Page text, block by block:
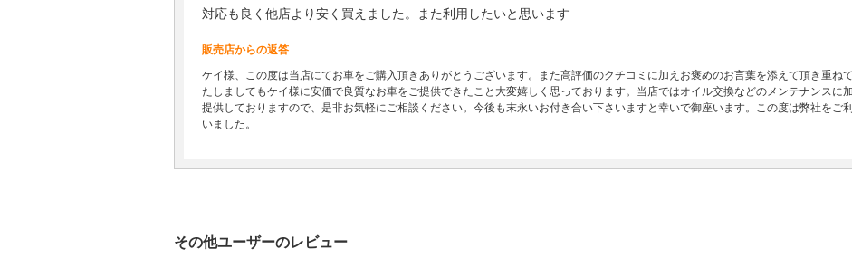
対応も良く他店より安く買えました。また利用したいと思います
販売店からの返答
ケイ様、この度は当店にてお車をご購入頂きありがとうございます。また高評価のクチコミに加えお褒めのお言葉を添えて頂き重ね
たしましてもケイ様に安価で良質なお車をご提供できたこと大変嬉しく思っております。当店ではオイル交換などのメンテナンスに
提供しておりますので、是非お気軽にご相談ください。今後も末永いお付き合い下さいますと幸いで御座います。この度は弊社をご
いました。
その他ユーザーのレビュー